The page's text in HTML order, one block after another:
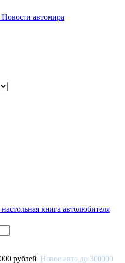
Новое авто до 300000